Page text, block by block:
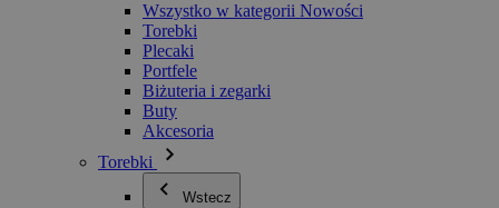
Wszystko w kategorii Nowości
Torebki
Plecaki
Portfele
Biżuteria i zegarki
Buty
Akcesoria
Torebki
Wstecz